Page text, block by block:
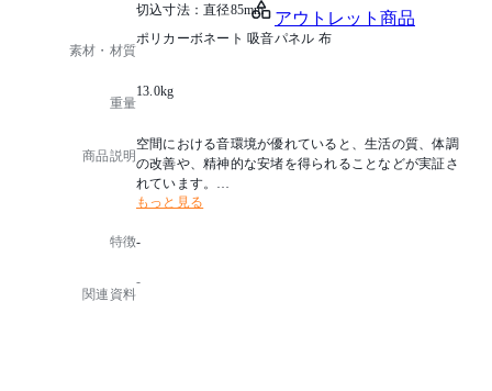
アウトレット商品
切込寸法：直径85mm
素材・材質
ポリカーボネート 吸音パネル 布
重量
13.0kg
商品説明
空間における音環境が優れていると、生活の質、体調
の改善や、精神的な安堵を得られることなどが実証さ
れています。
現代のオフィスや住空間では、間仕切りのない大空間
を使った室内も増えています。
案として、吸音機能を備えた照明器具、ペターレが誕
もっと見る
特徴-
関連資料
-